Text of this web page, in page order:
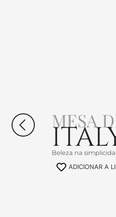
MESA
Beleza na
ADICIONAR A